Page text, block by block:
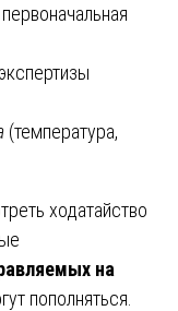
(температура,
ходатайство
на
пополняться.